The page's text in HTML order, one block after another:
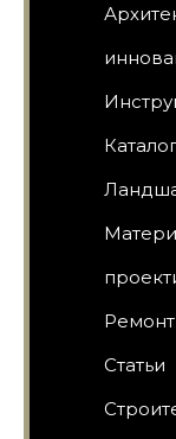
Ремонт
Статьи